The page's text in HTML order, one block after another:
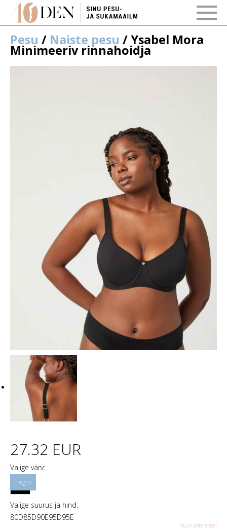
Pesu / Naiste pesu / Ysabel Mora
Minimeeriv rinnahoidja
27.32 EUR
Valige värv:
Valige suurus ja hind:
80D85D90E95D95E
Suuruste tabel